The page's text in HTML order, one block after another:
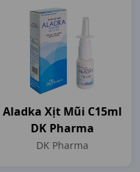
Aladka Xịt Mũi C15ml
DK Pharma
DK Pharma